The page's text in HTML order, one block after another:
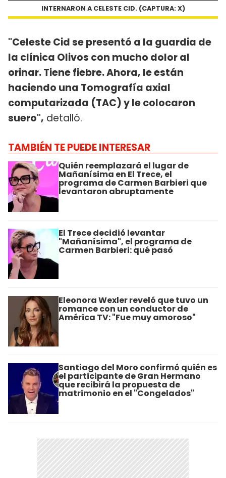
INTERNARON A CELESTE CID. (CAPTURA: X)
"Celeste Cid se presentó a la guardia de
la clínica Olivos con mucho dolor al
orinar. Tiene fiebre. Ahora, le están
haciendo una Tomografía axial
computarizada (TAC) y le colocaron
suero", detalló.
TAMBIÉN TE PUEDE INTERESAR
Quién reemplazará el lugar de
Mañanísima en El Trece, el
programa de Carmen Barbieri que
levantaron abruptamente
El Trece decidió levantar
"Mañanísima", el programa de
Carmen Barbieri: qué pasó
Eleonora Wexler reveló que tuvo un
romance con un conductor de
América TV: "Fue muy amoroso"
Santiago del Moro confirmó quién es
el participante de Gran Hermano
que recibirá la propuesta de
matrimonio en el "Congelados"